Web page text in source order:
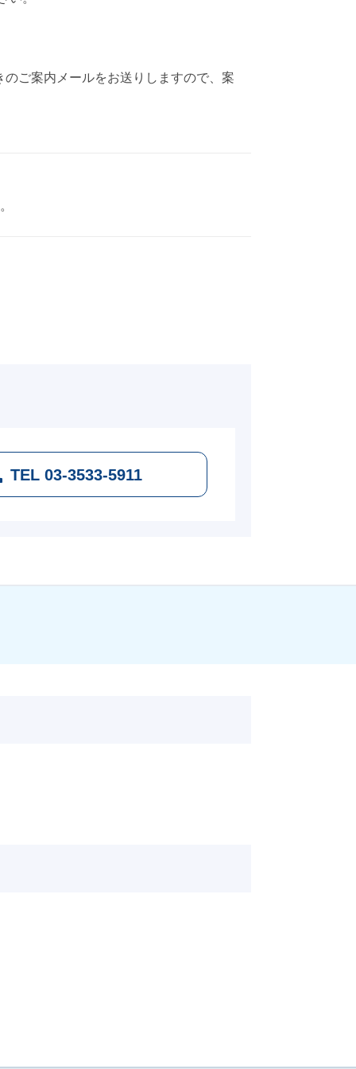
ご案内メールをお送りしますので、案
TEL 03-3533-5911